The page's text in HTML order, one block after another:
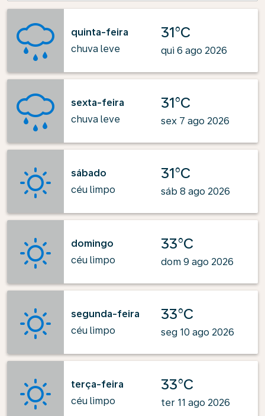
quinta-feira
chuva leve
31°C
qui 6 ago 2026
sexta-feira
chuva leve
31°C
sex 7 ago 2026
sábado
céu limpo
31°C
sáb 8 ago 2026
domingo
céu limpo
33°C
dom 9 ago 2026
segunda-feira
céu limpo
33°C
seg 10 ago 2026
terça-feira
céu limpo
33°C
ter 11 ago 2026